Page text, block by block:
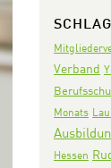
Verband
Monats
Hessen